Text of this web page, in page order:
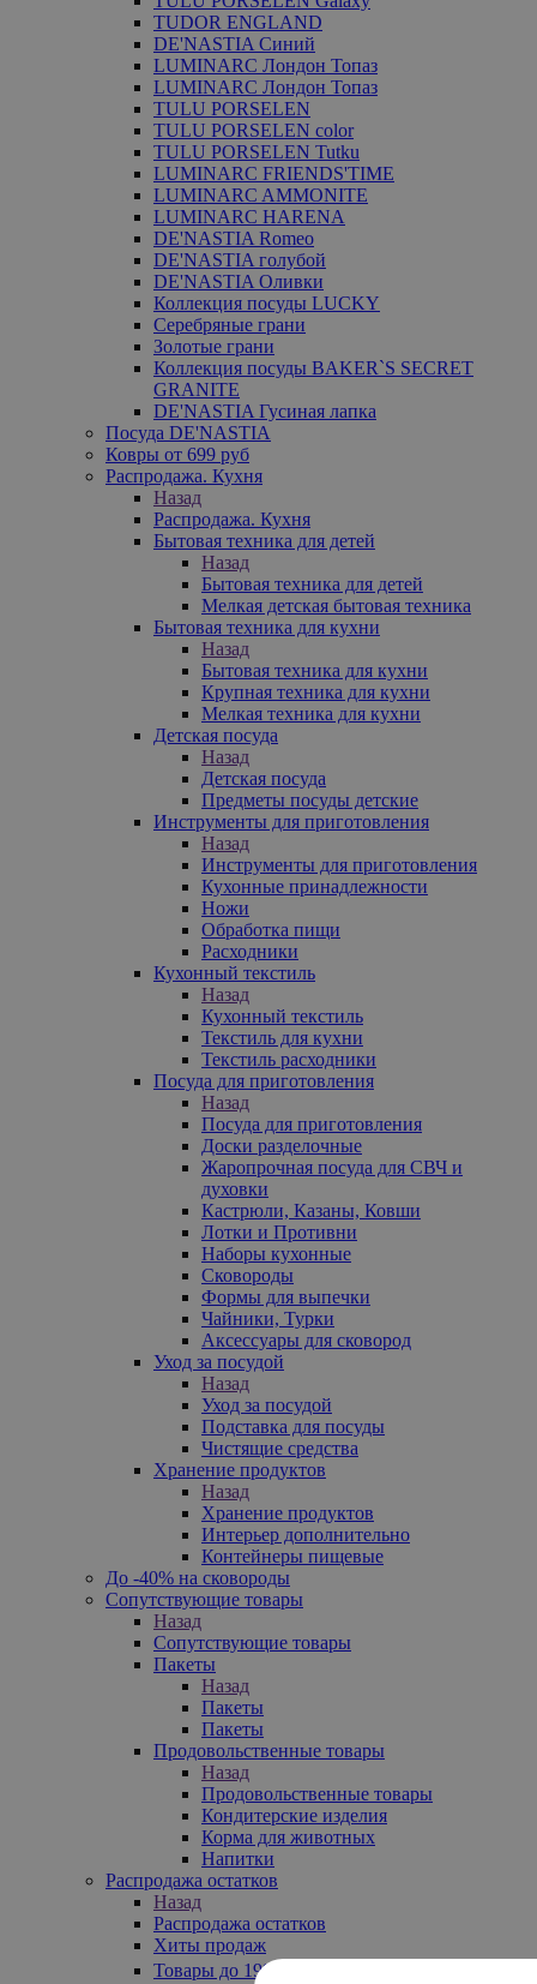
TUDOR ENGLAND
DE'NASTIA Синий
LUMINARC Лондон Топаз
LUMINARC Лондон Топаз
TULU PORSELEN
TULU PORSELEN color
TULU PORSELEN Tutku
LUMINARC FRIENDS'TIME
LUMINARC AMMONITE
LUMINARC HARENA
DE'NASTIA Romeo
DE'NASTIA голубой
DE'NASTIA Оливки
Коллекция посуды LUCKY
Серебряные грани
Золотые грани
Коллекция посуды BAKER`S SECRET
GRANITE
DE'NASTIA Гусиная лапка
Посуда DE'NASTIA
Ковры от 699 руб
Распродажа. Кухня
Назад
Распродажа. Кухня
Бытовая техника для детей
Назад
Бытовая техника для детей
Мелкая детская бытовая техника
Бытовая техника для кухни
Назад
Бытовая техника для кухни
Крупная техника для кухни
Мелкая техника для кухни
Детская посуда
Назад
Детская посуда
Предметы посуды детские
Инструменты для приготовления
Назад
Инструменты для приготовления
Кухонные принадлежности
Ножи
Обработка пищи
Расходники
Кухонный текстиль
Назад
Кухонный текстиль
Текстиль для кухни
Текстиль расходники
Посуда для приготовления
Назад
Посуда для приготовления
Доски разделочные
Жаропрочная посуда для СВЧ и
духовки
Кастрюли, Казаны, Ковши
Лотки и Противни
Наборы кухонные
Сковороды
Формы для выпечки
Чайники, Турки
Аксессуары для сковород
Уход за посудой
Назад
Уход за посудой
Подставка для посуды
Чистящие средства
Хранение продуктов
Назад
Хранение продуктов
Интерьер дополнительно
Контейнеры пищевые
До -40% на сковороды
Сопутствующие товары
Назад
Сопутствующие товары
Пакеты
Назад
Пакеты
Пакеты
Продовольственные товары
Назад
Продовольственные товары
Кондитерские изделия
Корма для животных
Напитки
Распродажа остатков
Назад
Распродажа остатков
Хиты продаж
Товары до 199₽